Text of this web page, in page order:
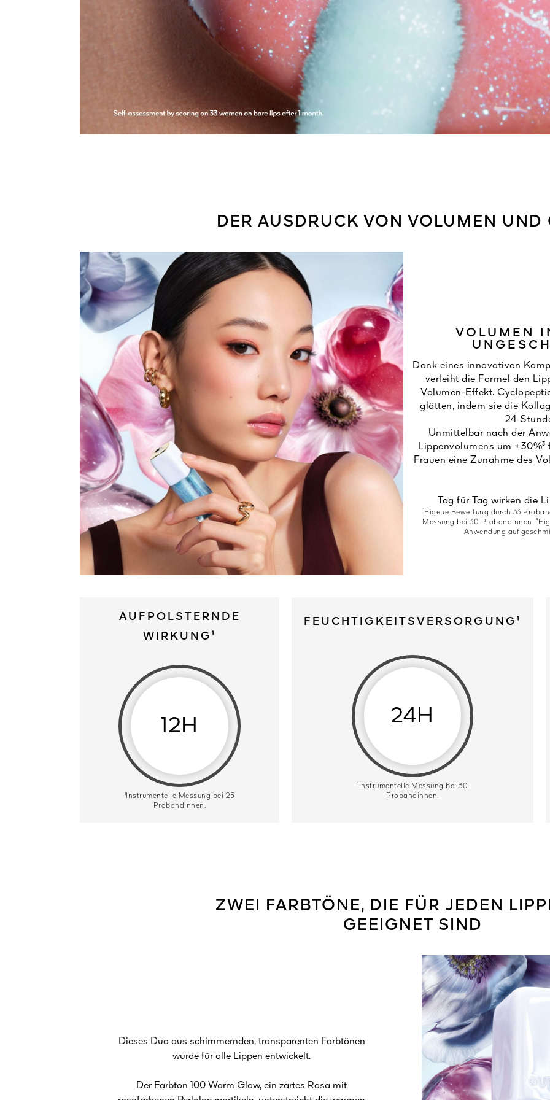
DER AUSDRUCK VON VOLUMEN UND
VOLUMEN
Dank eines innovativen
verleiht die Formel den
Volumen-Effekt.
glätten, indem sie die
24
Unmittelbar nach der
Lippenvolumens um
Frauen eine Zunahme des
Tag für Tag wirken die
¹Eigene Bewertung durch 33
Messung bei 30 Probandinnen.
Anwendung auf
AUFPOLSTERNDE
WIRKUNG¹
12H
¹Instrumentelle Messung bei 25
Probandinnen.
FEUCHTIGKEITSVERSORGUNG¹
24H
¹Instrumentelle Messung bei 30
Probandinnen.
ZWEI FARBTÖNE, DIE FÜR JEDEN
GEEIGNET SIND
Dieses Duo aus schimmernden, transparenten Farbtönen
wurde für alle Lippen entwickelt.
Der Farbton 100 Warm Glow, ein zartes Rosa mit